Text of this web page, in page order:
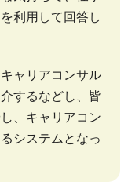
利用して回答し
ャリアコンサル
するなどし、皆
、キャリアコン
システムとなっ